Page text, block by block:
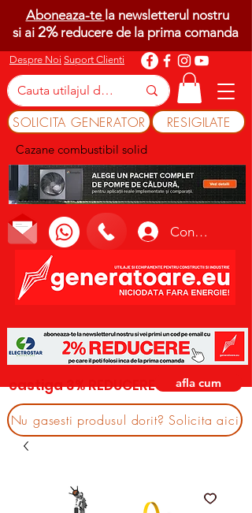
Despre Noi Suport Clienti
SOLICITA GENERATOR RESIGILATE
Cazane combustibil solid
Conectează-te
Aboneaza-te la newsletterul nostru
si ai 2%reducere de la prima comanda
castiga 3% REDUCERE afla cum
Nu gasesti produsul dorit? Solicita aici